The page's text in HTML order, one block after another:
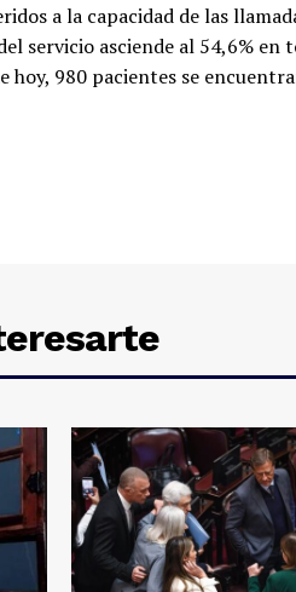
a la capacidad de las
servicio asciende al 54,6%
hoy, 980 pacientes se